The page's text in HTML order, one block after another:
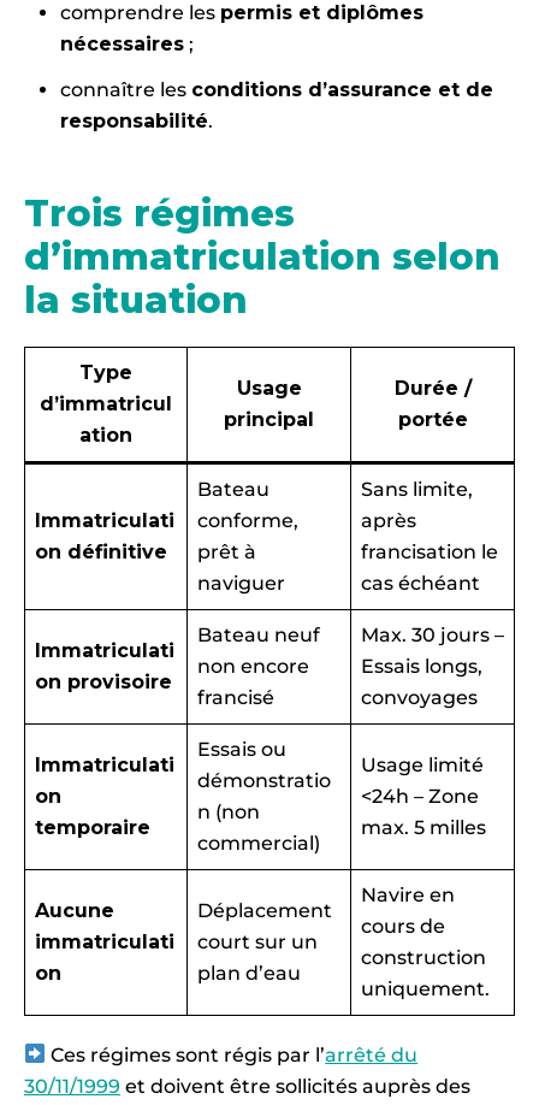
comprendre les permis et diplômes
nécessaires ;
connaître les conditions d’assurance et de
responsabilité.
Trois régimes
d’immatriculation selon
la situation
Type
d’immatricul
ation
Usage
principal
Durée /
portée
Immatriculati
on définitive
Bateau
conforme,
prêt à
naviguer
Sans limite,
après
francisation le
cas échéant
Immatriculati
on provisoire
Bateau neuf
non encore
francisé
Max. 30 jours –
Essais longs,
convoyages
Immatriculati
on
temporaire
Essais ou
démonstratio
n (non
commercial)
Usage limité
<24h – Zone
max. 5 milles
Aucune
immatriculati
on
Déplacement
court sur un
plan d’eau
Navire en
cours de
construction
uniquement.
Ces régimes sont régis par l’arrêté du
30/11/1999 et doivent être sollicités auprès des